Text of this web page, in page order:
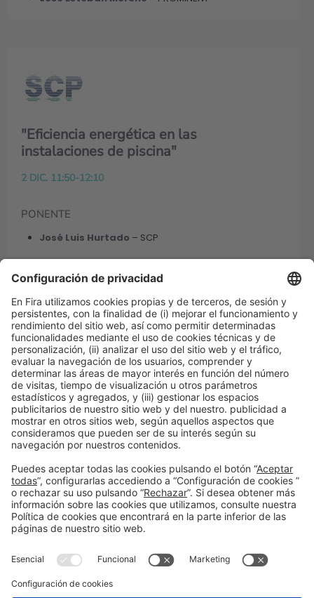
"Eficiencia energética en las
instalaciones de piscina"
2 DIC. 11:50-12:10
PONENTE
José Luis Hurtado – SCP
Un evento organizado por: